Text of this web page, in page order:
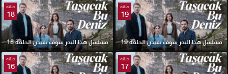
حلقة
19
مسلسل هذا البحر سوف يفيض الحلقة 19
حلقة
18
مسلسل هذا البحر سوف يفيض الحلقة 18
حلقة
17
حلقة
16